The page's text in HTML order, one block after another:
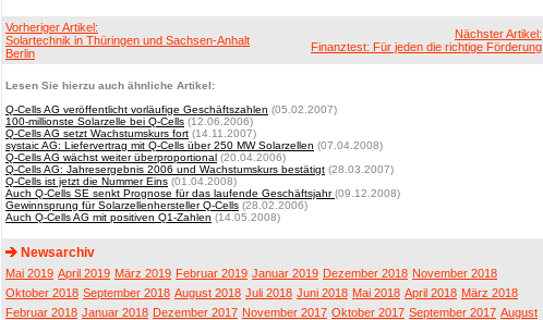
Vorheriger Artikel:
Solartechnik in Thüringen und Sachsen-Anhalt
Berlin
Nächster Artikel:
Finanztest: Für jeden die richtige Förderung
Lesen Sie hierzu auch ähnliche Artikel:
Q-Cells AG veröffentlicht vorläufige Geschäftszahlen (05.02.2007)
100-millionste Solarzelle bei Q-Cells (12.06.2006)
Q-Cells AG setzt Wachstumskurs fort (14.11.2007)
systaic AG: Liefervertrag mit Q-Cells über 250 MW Solarzellen (07.04.2008)
Q-Cells AG wächst weiter überproportional (20.04.2006)
Q-Cells AG: Jahresergebnis 2006 und Wachstumskurs bestätigt (28.03.2007)
Q-Cells ist jetzt die Nummer Eins (01.04.2008)
Auch Q-Cells SE senkt Prognose für das laufende Geschäftsjahr(09.12.2008)
Gewinnsprung für Solarzellenhersteller Q-Cells (28.02.2006)
Auch Q-Cells AG mit positiven Q1-Zahlen (14.05.2008)
Newsarchiv
Mai 2019 April 2019 März 2019 Februar 2019 Januar 2019 Dezember 2018 November 2018
Oktober 2018 September 2018 August 2018 Juli 2018 Juni 2018 Mai 2018 April 2018 März 2018
Februar 2018 Januar 2018 Dezember 2017 November 2017 Oktober 2017 September 2017 August